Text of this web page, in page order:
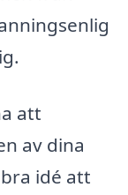
att
av dina
idé att